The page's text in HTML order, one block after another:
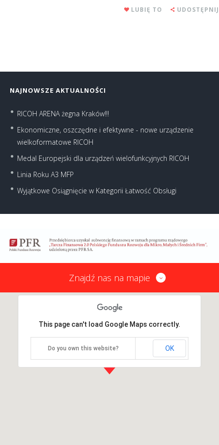
LUBIĘ TO UDOSTĘPNIJ
NAJNOWSZE AKTUALNOŚCI
RICOH ARENA żegna Kraków!!!
Ekonomiczne, oszczędne i efektywne - nowe urządzenie
wielkoformatowe RICOH
Medal Europejski dla urządzeń wielofunkcyjnych RICOH
Linia Roku A3 MFP
Wyjątkowe Osiągnięcie w Kategorii Łatwość Obsługi
Znajdź nas na mapie
This page can't load Google Maps correctly.
Do you own this website? OK